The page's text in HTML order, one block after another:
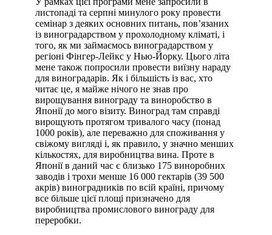
листопаді та серпні минулого року провести
семінар з деяких основних питань, пов’язаних
із виноградарством у прохолодному кліматі, і
того, як ми займаємось виноградарством у
регіоні Фінгер-Лейкс у Нью-Йорку. Цього літа
мене також попросили провести виїзну нараду
для виноградарів. Як і більшість із вас, хто
читає це, я майже нічого не знав про
вирощування винограду та виноробство в
Японії до мого візиту. Виноград там справді
вирощують протягом тривалого часу (понад
1000 років), але переважно для споживання у
свіжому вигляді і, як правило, у значно менших
кількостях, для виробництва вина. Проте в
Японії в даний час є близько 175 виноробних
заводів і трохи менше 16 000 гектарів (39 500
акрів) виноградників по всій країні, причому
все більше цієї площі призначено для
виробництва промислового винограду для
переробки.